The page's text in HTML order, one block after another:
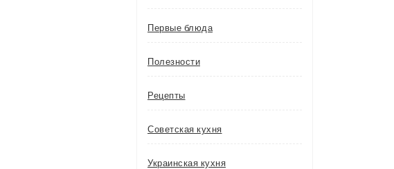
Первые блюда
Полезности
Рецепты
Советская кухня
Украинская кухня